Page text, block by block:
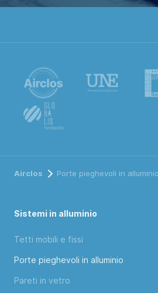
Airclos Porte pieghevoli in alluminio
Sistemi in alluminio
Tetti mobili e fissi
Porte pieghevoli in alluminio
Pareti in vetro